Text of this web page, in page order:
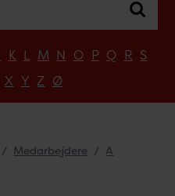
K L M N O P Q R S
X Y Z Ø
Medarbejdere
A